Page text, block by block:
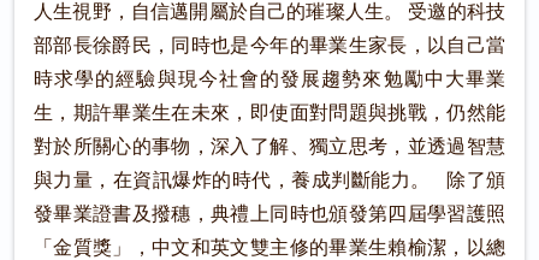
人生視野，自信邁開屬於自己的璀璨人生。 受邀的科技
部部長徐爵民，同時也是今年的畢業生家長，以自己當
時求學的經驗與現今社會的發展趨勢來勉勵中大畢業
生，期許畢業生在未來，即使面對問題與挑戰，仍然能
對於所關心的事物，深入了解、獨立思考，並透過智慧
與力量，在資訊爆炸的時代，養成判斷能力。 除了頒
發畢業證書及撥穗，典禮上同時也頒發第四屆學習護照
「金質獎」，中文和英文雙主修的畢業生賴榆潔，以總